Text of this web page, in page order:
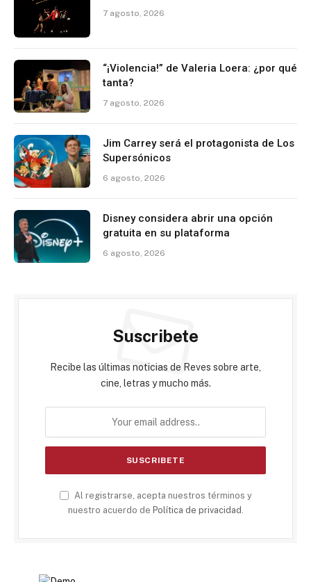
7 agosto, 2026
“¡Violencia!” de Valeria Loera: ¿por qué
tanta?
7 agosto, 2026
Jim Carrey será el protagonista de Los
Supersónicos
6 agosto, 2026
Disney considera abrir una opción
gratuita en su plataforma
6 agosto, 2026
Suscribete
Recibe las últimas noticias de Reves sobre arte,
cine, letras y mucho más.
Al registrarse, acepta nuestros términos y
nuestro acuerdo de Política de privacidad